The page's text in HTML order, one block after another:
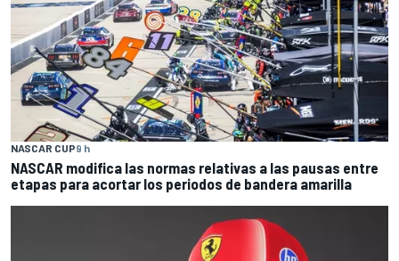
NASCAR CUP9 h
NASCAR modifica las normas relativas a las pausas entre
etapas para acortar los periodos de bandera amarilla